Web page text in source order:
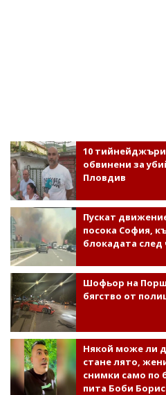
10
обвинени за
Пловдив
Пускат
посока София,
блокадата след
Шофьор на
бягство от
Някой може ли
стане лято,
снимки само по
пита Боби